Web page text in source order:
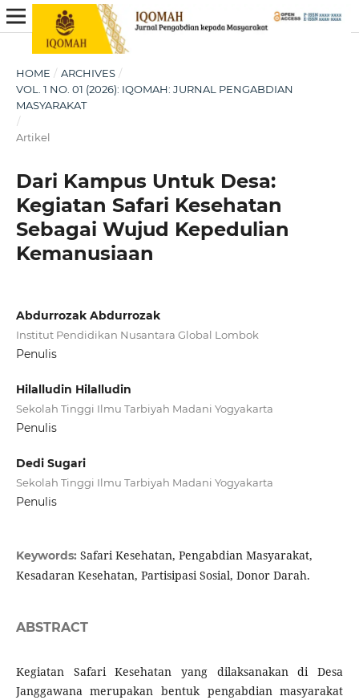
HOME / ARCHIVES /
VOL. 1 NO. 01 (2026): IQOMAH: JURNAL PENGABDIAN
MASYARAKAT
/
Artikel
Dari Kampus Untuk Desa:
Kegiatan Safari Kesehatan
Sebagai Wujud Kepedulian
Kemanusiaan
Abdurrozak Abdurrozak
Institut Pendidikan Nusantara Global Lombok
Penulis
Hilalludin Hilalludin
Sekolah Tinggi Ilmu Tarbiyah Madani Yogyakarta
Penulis
Dedi Sugari
Sekolah Tinggi Ilmu Tarbiyah Madani Yogyakarta
Penulis
Keywords: Safari Kesehatan, Pengabdian Masyarakat,
Kesadaran Kesehatan, Partisipasi Sosial, Donor Darah.
ABSTRACT
Kegiatan Safari Kesehatan yang dilaksanakan di Desa
Janggawana merupakan bentuk pengabdian masyarakat